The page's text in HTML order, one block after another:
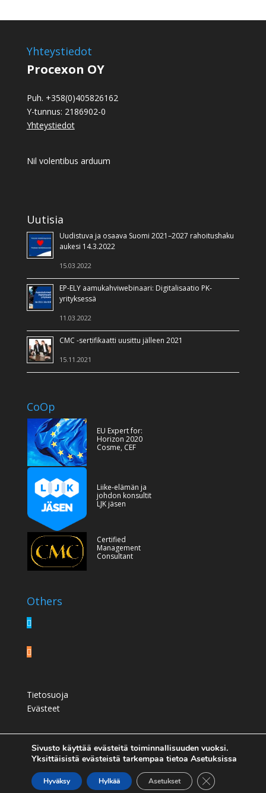
Yhteystiedot
Procexon OY
Puh. +358(0)405826162
Y-tunnus: 2186902-0
Yhteystiedot
Nil volentibus arduum
Uutisia
Uudistuva ja osaava Suomi 2021–2027 rahoitushaku
aukesi 14.3.2022
15.03.2022
EP-ELY aamukahviwebinaari: Digitalisaatio PK-
yrityksessä
11.03.2022
CMC -sertifikaatti uusittu jälleen 2021
15.11.2021
CoOp
EU Expert for:
Horizon 2020
Cosme, CEF
Liike-elämän ja
johdon konsultit
LJK jäsen
Certified
Management
Consultant
Others
Tietosuoja
Evästeet
© Procexon 2008-2024
Sivusto käyttää evästeitä toiminnallisuuden vuoksi.
Yksittäisistä evästeistä tarkempaa tietoa Asetuksissa
Hyväksy Hylkää Asetukset Sulje